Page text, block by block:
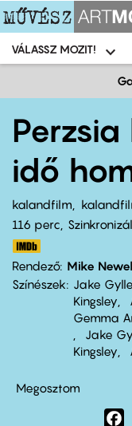
Moziválasztó
menü
VÁLASSZ MOZIT!
idő
kalandfilm
116 perc,
Rendező Mike
Színészek
Jake
Kingsley
Gemma
Jake
Kingsley
Megosztom